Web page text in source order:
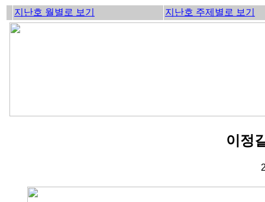
지난호 월별로 보기 지난호 주제별로 보기
이정